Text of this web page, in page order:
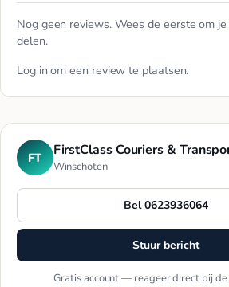
Nog geen reviews. Wees de eerste om
delen.
Log in om een review te plaatsen.
FT FirstClass Couriers &
Winschoten
Bel 0623936064
Stuur bericht
Gratis account — reageer direct bij de